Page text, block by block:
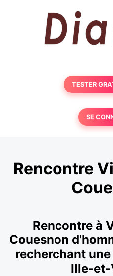
TESTER
SE
Rencontre
Rencontre à
Couesnon
recherchant
Ille-